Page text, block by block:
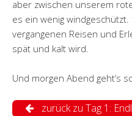
aber zwischen unserem
es ein wenig
vergangenen Reisen und
spät und kalt wird.
Und morgen Abend geht’s
zurück zu Tag 1: